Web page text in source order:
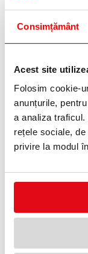
Consimțământ
Acest site
Folosim cookie-
anunțurile,
a analiza
rețele sociale,
privire la modul
Adauga in
murdare.
epoxidică, vopsele
A nu se folosi pe
Poate fi folosit în
PROPRIETĂȚi:
Curăță cu ușurință
organice.
Se poate folosi cu
INGREDIENTE:
nonionici, sub 5%